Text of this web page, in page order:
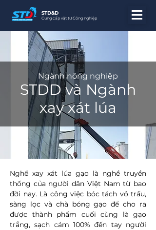
STD&D
Cung cấp vật tư Công nghiệp
Ngành nông nghiệp
STDD và Ngành
xay xát lúa
Nghề xay xát lúa gạo là nghề truyền
thống của người dân Việt Nam từ bao
đời nay. Là công việc bóc tách vỏ trấu,
sàng lọc và chà bóng gạo để cho ra
được thành phẩm cuối cùng là gạo
trắng, sạch cám 100% đến tay người